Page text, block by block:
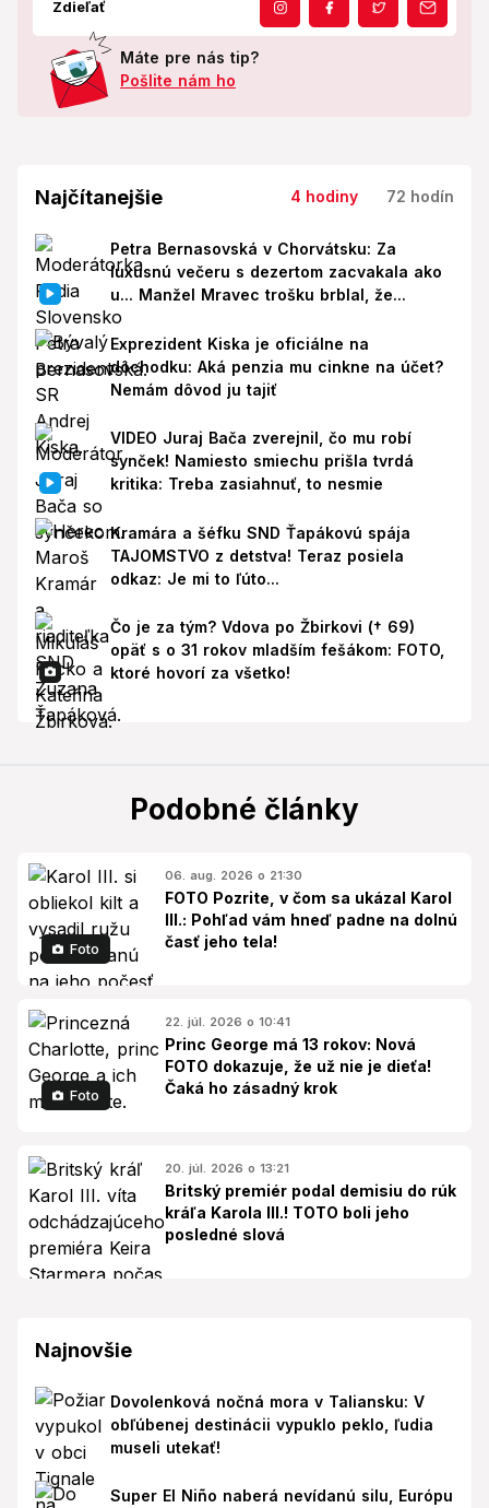
Zdieľať
Máte pre nás tip?
Pošlite nám ho
Najčítanejšie 4 hodiny 72 hodín
Petra Bernasovská v Chorvátsku: Za
luxusnú večeru s dezertom zacvakala ako
u... Manžel Mravec trošku brblal, že...
Exprezident Kiska je oficiálne na
dôchodku: Aká penzia mu cinkne na účet?
Nemám dôvod ju tajiť
VIDEO Juraj Bača zverejnil, čo mu robí
synček! Namiesto smiechu prišla tvrdá
kritika: Treba zasiahnuť, to nesmie
Kramára a šéfku SND Ťapákovú spája
TAJOMSTVO z detstva! Teraz posiela
odkaz: Je mi to ľúto...
Čo je za tým? Vdova po Žbirkovi († 69)
opäť s o 31 rokov mladším fešákom: FOTO,
ktoré hovorí za všetko!
Podobné články
Foto
06. aug. 2026 o 21:30
FOTO Pozrite, v čom sa ukázal Karol
III.: Pohľad vám hneď padne na dolnú
časť jeho tela!
Foto
22. júl. 2026 o 10:41
Princ George má 13 rokov: Nová
FOTO dokazuje, že už nie je dieťa!
Čaká ho zásadný krok
20. júl. 2026 o 13:21
Britský premiér podal demisiu do rúk
kráľa Karola III.! TOTO boli jeho
posledné slová
Najnovšie
Dovolenková nočná mora v Taliansku: V
obľúbenej destinácii vypuklo peklo, ľudia
museli utekať!
Super El Niño naberá nevídanú silu, Európu